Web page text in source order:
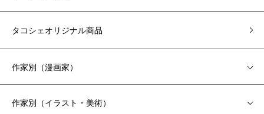
タコシェオリジナル商品
作家別（漫画家）
作家別（イラスト・美術）